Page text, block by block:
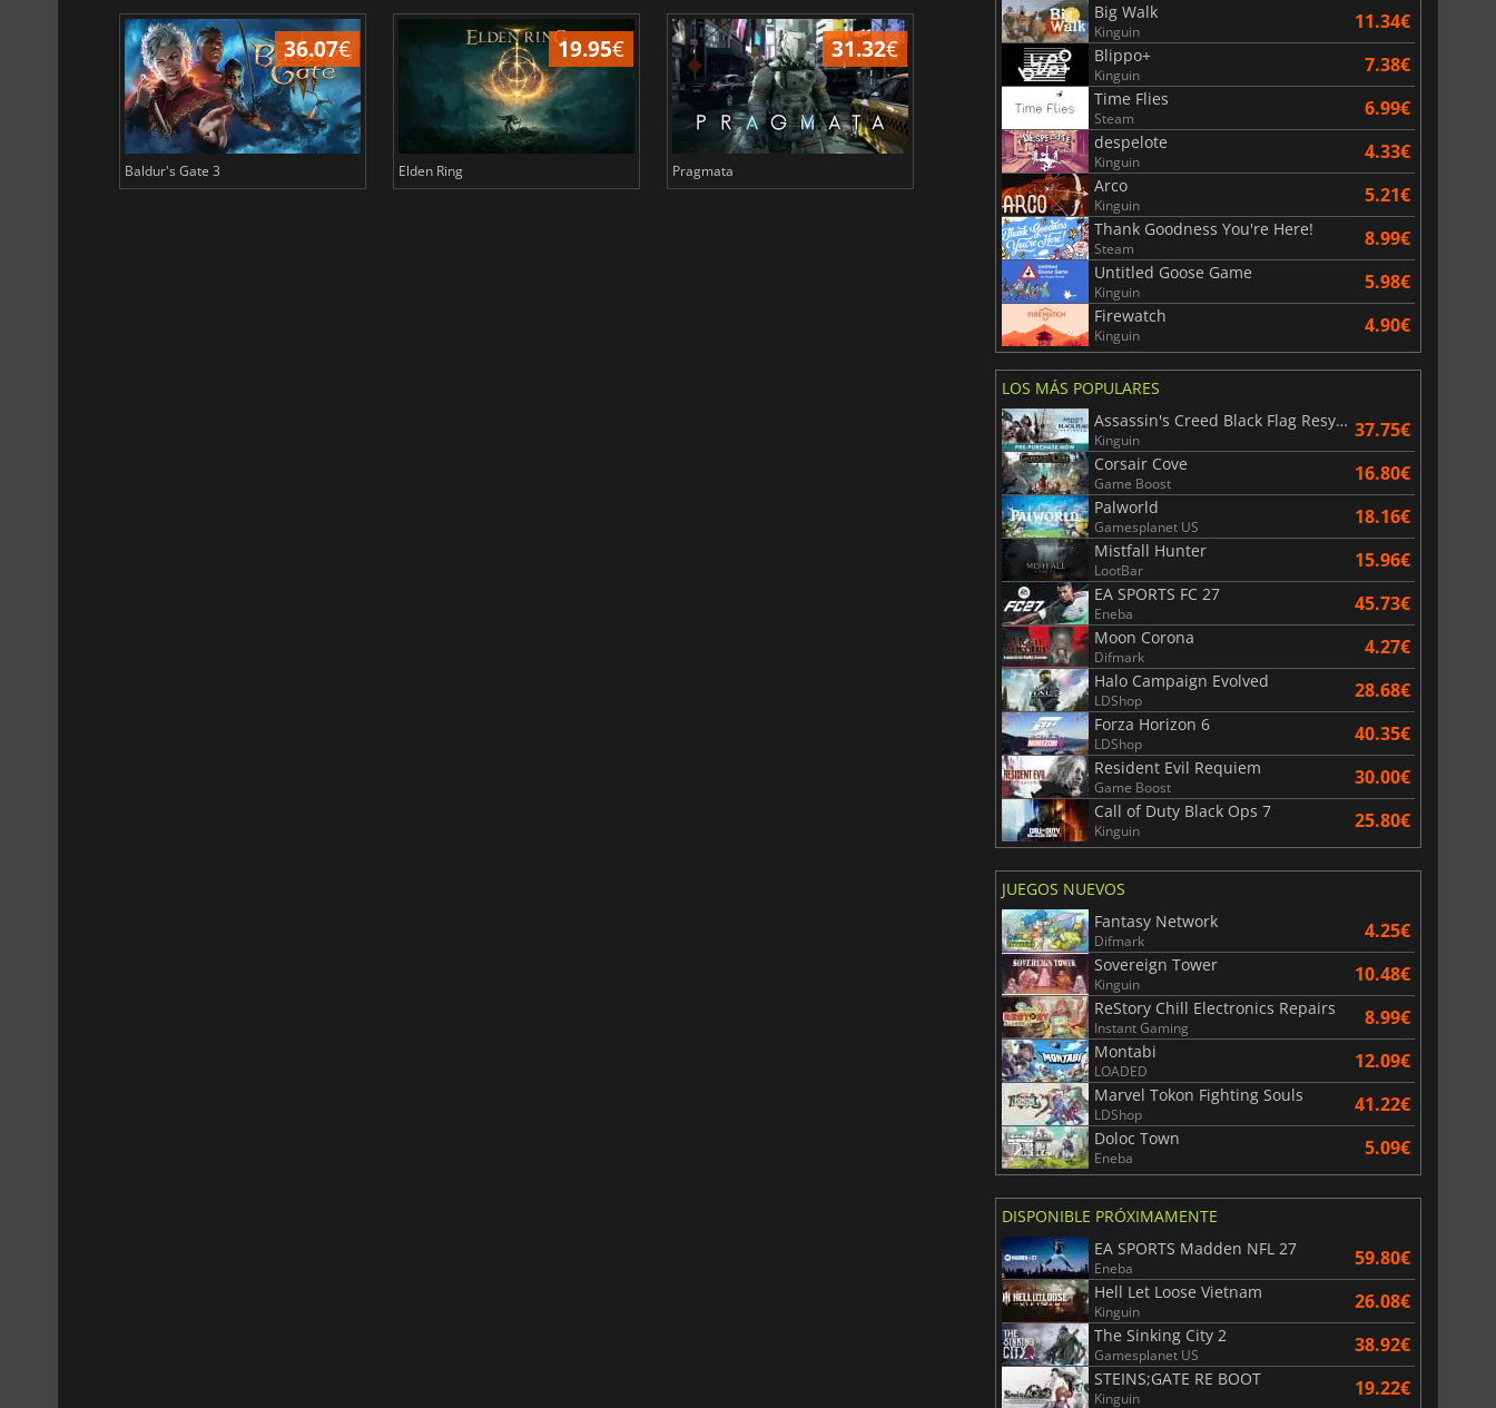
36.07€
Baldur's Gate 3
19.95€
Elden Ring
31.32€
Pragmata
6.75€
Total War WARHAMMER 3
15.51
Lies Of P
Big Walk
Kinguin 11.34€
Blippo+
Kinguin 7.38€
Time Flies
Steam 6.99€
despelote
Kinguin 4.33€
Arco
Kinguin 5.21€
Thank Goodness You're Here!
Steam 8.99€
Untitled Goose Game
Kinguin 5.98€
Firewatch
Kinguin 4.90€
LOS MÁS POPULARES
Assassin's Creed Black Flag Resynced
Kinguin 37.75€
Corsair Cove
Game Boost 16.80€
Palworld
Gamesplanet US 18.16€
Mistfall Hunter
LootBar 15.96€
EA SPORTS FC 27
Eneba 45.73€
Moon Corona
Difmark 4.27€
Halo Campaign Evolved
LDShop 28.68€
Forza Horizon 6
LDShop 40.35€
Resident Evil Requiem
Game Boost 30.00€
Call of Duty Black Ops 7
Kinguin 25.80€
JUEGOS NUEVOS
Fantasy Network
Difmark 4.25€
Sovereign Tower
Kinguin 10.48€
ReStory Chill Electronics Repairs
Instant Gaming 8.99€
Montabi
LOADED 12.09€
Marvel Tokon Fighting Souls
LDShop 41.22€
Doloc Town
Eneba 5.09€
DISPONIBLE PRÓXIMAMENTE
EA SPORTS Madden NFL 27
Eneba 59.80€
Hell Let Loose Vietnam
Kinguin 26.08€
The Sinking City 2
Gamesplanet US 38.92€
STEINS;GATE RE BOOT
Kinguin 19.22€